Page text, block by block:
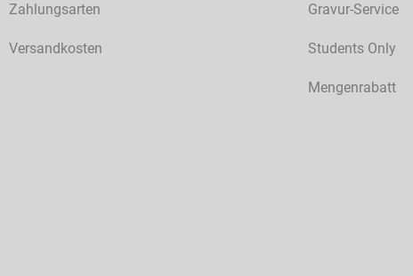
Zahlungsarten
Versandkosten
Gravur-Service
Students Only
Mengenrabatt